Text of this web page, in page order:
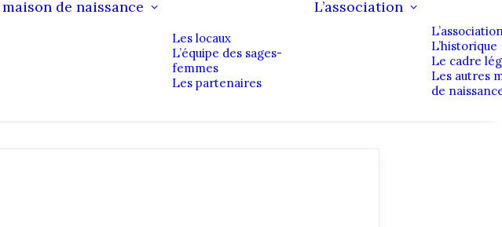
de naissance
Les locaux
L’équipe des sages-
femmes
Les partenaires
L’association
L’historique
Le cadre
Les autres
de